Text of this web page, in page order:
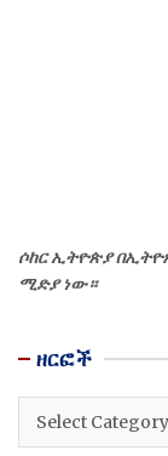
ሶከር ኢትዮጵያ
ሚድያ ነው።
ዘርፎች
ዘርፎች